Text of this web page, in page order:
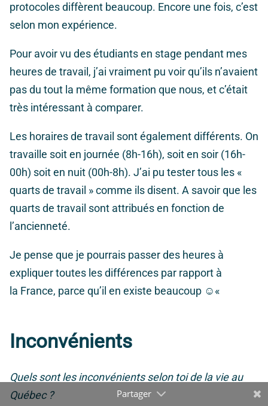
protocoles diffèrent beaucoup. Encore une fois, c’est
selon mon expérience.
Pour avoir vu des étudiants en stage pendant mes
heures de travail, j’ai vraiment pu voir qu’ils n’avaient
pas du tout la même formation que nous, et c’était
très intéressant à comparer.
Les horaires de travail sont également différents. On
travaille soit en journée (8h-16h), soit en soir (16h-
00h) soit en nuit (00h-8h). J’ai pu tester tous les «
quarts de travail » comme ils disent. A savoir que les
quarts de travail sont attribués en fonction de
l’ancienneté.
Je pense que je pourrais passer des heures à
expliquer toutes les différences par rapport à
la France, parce qu’il en existe beaucoup ☺«
Inconvénients
Quels sont les inconvénients selon toi de la vie au
Québec ?